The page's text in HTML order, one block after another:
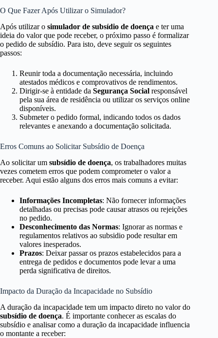
O Que Fazer Após Utilizar o Simulador?
Após utilizar o simulador de subsídio de doença e ter uma
ideia do valor que pode receber, o próximo passo é formalizar
o pedido de subsídio. Para isto, deve seguir os seguintes
passos:
Reunir toda a documentação necessária, incluindo
atestados médicos e comprovativos de rendimentos.
Dirigir-se à entidade da Segurança Social responsável
pela sua área de residência ou utilizar os serviços online
disponíveis.
Submeter o pedido formal, indicando todos os dados
relevantes e anexando a documentação solicitada.
Erros Comuns ao Solicitar Subsídio de Doença
Ao solicitar um subsídio de doença, os trabalhadores muitas
vezes cometem erros que podem comprometer o valor a
receber. Aqui estão alguns dos erros mais comuns a evitar:
Informações Incompletas: Não fornecer informações
detalhadas ou precisas pode causar atrasos ou rejeições
no pedido.
Desconhecimento das Normas: Ignorar as normas e
regulamentos relativos ao subsidio pode resultar em
valores inesperados.
Prazos: Deixar passar os prazos estabelecidos para a
entrega de pedidos e documentos pode levar a uma
perda significativa de direitos.
Impacto da Duração da Incapacidade no Subsídio
A duração da incapacidade tem um impacto direto no valor do
subsídio de doença. É importante conhecer as escalas do
subsídio e analisar como a duração da incapacidade influencia
o montante a receber: